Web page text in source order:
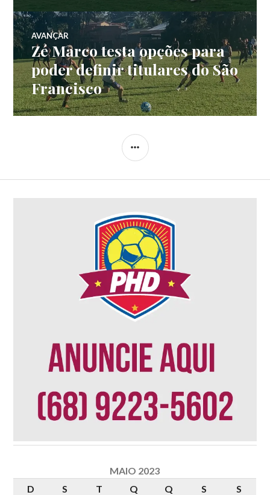
AVANÇAR
Zé Marco testa opções para
poder definir titulares do São
Francisco
MAIO 2023
D
S T Q Q S S